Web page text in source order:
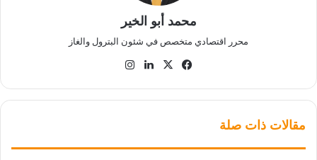
محمد أبو الخير
محرر اقتصادي متخصص في شئون البترول والغاز
فيسبوك
‫X لينكدإن
مقالات ذات صلة